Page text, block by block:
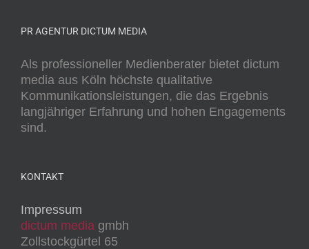
PR AGENTUR DICTUM MEDIA
Als professioneller Medienberater bietet dictum
media aus Köln höchste qualitative
Kommunikationsleistungen, die das Ergebnis
langjähriger Erfahrung und hohen Engagements
sind.
KONTAKT
Impressum
dictum media gmbh
Zollstockgürtel 65